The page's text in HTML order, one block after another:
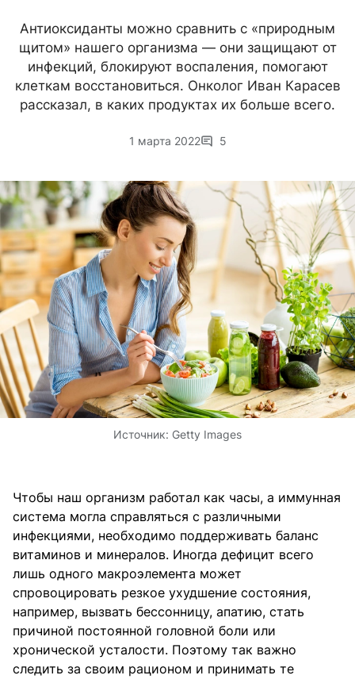
Антиоксиданты можно сравнить с «природным
щитом» нашего организма — они защищают от
инфекций, блокируют воспаления, помогают
клеткам восстановиться. Онколог Иван Карасев
рассказал, в каких продуктах их больше всего.
1 марта 2022 5
Источник: Getty Images
Чтобы наш организм работал как часы, а иммунная
система могла справляться с различными
инфекциями, необходимо поддерживать баланс
витаминов и минералов. Иногда дефицит всего
лишь одного макроэлемента может
спровоцировать резкое ухудшение состояния,
например, вызвать бессонницу, апатию, стать
причиной постоянной головной боли или
хронической усталости. Поэтому так важно
следить за своим рационом и принимать те